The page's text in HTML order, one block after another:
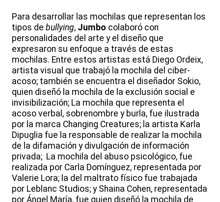
Para desarrollar las mochilas que representan los
tipos de bullying, Jumbo colaboró con
personalidades del arte y el diseño que
expresaron su enfoque a través de estas
mochilas. Entre estos artistas está Diego Ordeix,
artista visual que trabajó la mochila del ciber-
acoso; también se encuentra el diseñador Sokio,
quien diseñó la mochila de la exclusión social e
invisibilización; La mochila que representa el
acoso verbal, sobrenombre y burla, fue ilustrada
por la marca Changing Creatures; la artista Karla
Dipuglia fue la responsable de realizar la mochila
de la difamación y divulgación de información
privada; La mochila del abuso psicológico, fue
realizada por Carla Domínguez, representada por
Valerie Lora; la del maltrato físico fue trabajada
por Leblanc Studios; y Shaina Cohen, representada
por Ángel María, fue quien diseñó la mochila de